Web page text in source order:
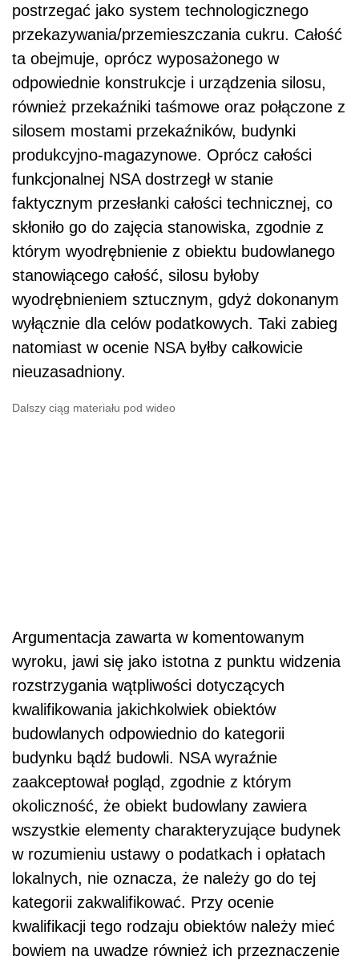
postrzegać jako system technologicznego
przekazywania/przemieszczania cukru. Całość
ta obejmuje, oprócz wyposażonego w
odpowiednie konstrukcje i urządzenia silosu,
również przekaźniki taśmowe oraz połączone z
silosem mostami przekaźników, budynki
produkcyjno-magazynowe. Oprócz całości
funkcjonalnej NSA dostrzegł w stanie
faktycznym przesłanki całości technicznej, co
skłoniło go do zajęcia stanowiska, zgodnie z
którym wyodrębnienie z obiektu budowlanego
stanowiącego całość, silosu byłoby
wyodrębnieniem sztucznym, gdyż dokonanym
wyłącznie dla celów podatkowych. Taki zabieg
natomiast w ocenie NSA byłby całkowicie
nieuzasadniony.
Dalszy ciąg materiału pod wideo
Argumentacja zawarta w komentowanym
wyroku, jawi się jako istotna z punktu widzenia
rozstrzygania wątpliwości dotyczących
kwalifikowania jakichkolwiek obiektów
budowlanych odpowiednio do kategorii
budynku bądź budowli. NSA wyraźnie
zaakceptował pogląd, zgodnie z którym
okoliczność, że obiekt budowlany zawiera
wszystkie elementy charakteryzujące budynek
w rozumieniu ustawy o podatkach i opłatach
lokalnych, nie oznacza, że należy go do tej
kategorii zakwalifikować. Przy ocenie
kwalifikacji tego rodzaju obiektów należy mieć
bowiem na uwadze również ich przeznaczenie